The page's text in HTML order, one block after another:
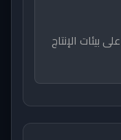
بيئات الإنتاج